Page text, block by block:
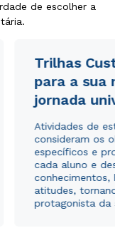
de escolher a
Trilhas
para a sua
jornada
Atividades de
consideram os
específicos e
cada aluno e
conhecimentos,
atitudes,
protagonista da